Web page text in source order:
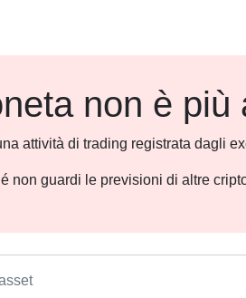
non è più
attività di trading registrata dagli
non guardi le previsioni di altre